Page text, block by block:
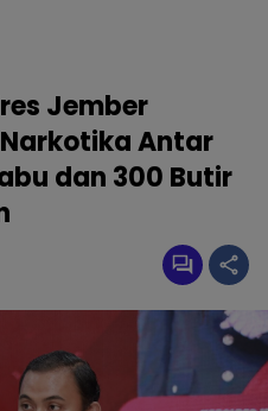
Jember
Antar
dan 300 Butir